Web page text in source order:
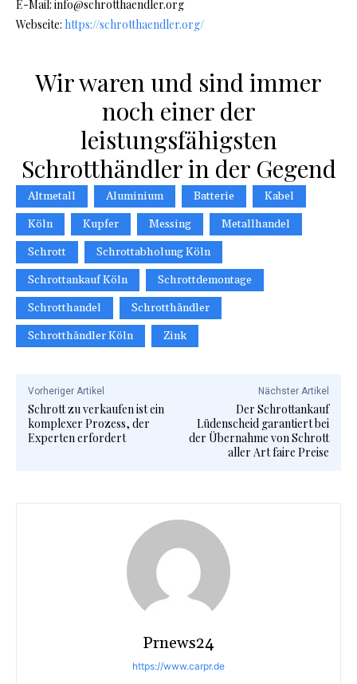
E-Mail: info@schrotthaendler.org
Webseite: https://schrotthaendler.org/
Wir waren und sind immer
noch einer der
leistungsfähigsten
Schrotthändler in der Gegend
Altmetall Aluminium Batterie
Kabel
Köln
Kupfer Messing
Metallhandel
Schrott
Schrottabholung Köln
Schrottankauf Köln
Schrottdemontage
Schrotthandel
Schrotthändler
Schrotthändler Köln
Zink
Vorheriger Artikel
Schrott zu verkaufen ist ein
komplexer Prozess, der
Experten erfordert
Nächster Artikel
Der Schrottankauf
Lüdenscheid garantiert bei
der Übernahme von Schrott
aller Art faire Preise
Prnews24
https://www.carpr.de